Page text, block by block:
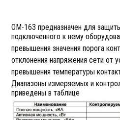
ОМ-163 предназначен для
подключенного к нему
превышения значения порога
отклонения напряжения сети от
превышения температуры
Диапазоны измеряемых и
приведены в таблице